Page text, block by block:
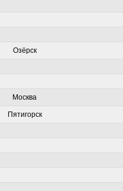
Озёрск
Москва
Пятигорск